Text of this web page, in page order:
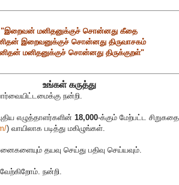
"இறைவன் மனிதனுக்குச் சொன்னது கீதை
இறைவனுக்குச் சொன்னது திருவாசகம்
மனிதனுக்குச் சொன்னது திருக்குறள்"
உங்கள் கருத்து
நன்றி.
எழுத்தாளர்களின் 18,000-க்கும் மேற்பட்ட
) வாயிலாக படித்து மகிழுங்கள்.
தயவு செய்து பதிவு செய்யவும்.
நன்றி.